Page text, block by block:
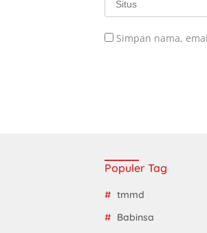
Simpan nama,
Populer Tag
tmmd
Babinsa